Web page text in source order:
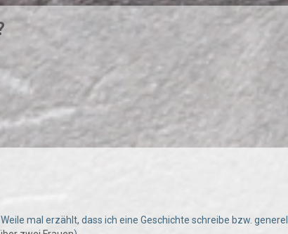
mal erzählt, dass ich eine Geschichte schreibe bzw.